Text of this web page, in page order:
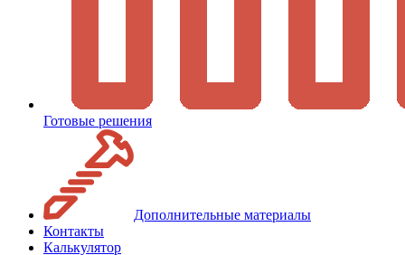
Готовые решения
Дополнительные материалы
Контакты
Калькулятор